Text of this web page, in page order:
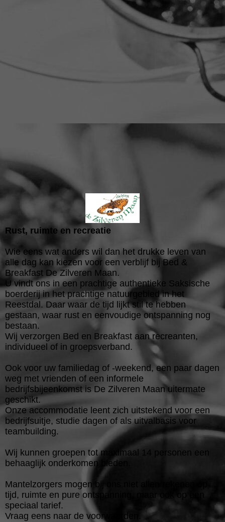
Rust, ruimte en recreatie
Wie eens wat anders wil dan het drukke leven van
alle dag kan kiezen voor een verblijf bij Bed &
Breakfast De Zilveren Maan.
U vindt ons in een prachtige authentieke Saksische
boerderij in het prachtige natuurgebied in het
Reestdal. Daar waar de tijd lijkt stil te hebben
gestaan, waar rust en eenvoudige ontspanning nog
bestaan.
Wij verzorgen Bed en Breakfast aan recreanten,
individueel of in groepsverband.
Ook voor uw familiedag of -weekend, een paar dagen
weg met vrienden of een informele
bedrijfsbijeenkomst is De Zilveren Maan uitermate
geschikt.
Onze accommodatie leent zich uitstekend voor een
bedrijfsuitje, studie dagen of als uitvalbasis voor
teambuilding.
Wij kunnen groepen tot maximaal 14 personen een
behaaglijk onderkomen bieden.
Mantelzorgers mogen bij ons niet allen rekenen op
tijd, ruimte en pure ontspanning, maar ook op een
speciaal tarief.
Vraag eens naar de voorwaarden.